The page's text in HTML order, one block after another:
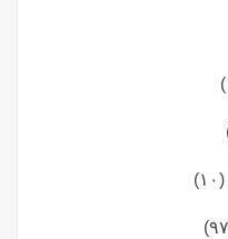
(۱۰)